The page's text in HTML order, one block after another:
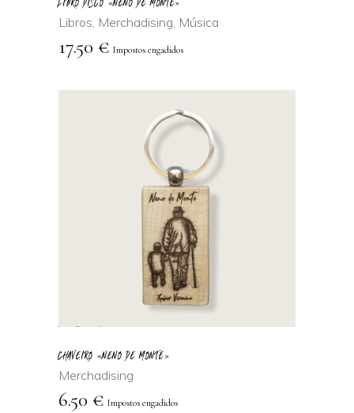
LIBRO DISCO «NENO DE MONTE»
Libros, Merchadising, Música
17.50 € Impostos engadidos
AÑADIR AL
CARRITO
CHAVEIRO «NENO DE MONTE»
Merchadising
6.50 € Impostos engadidos